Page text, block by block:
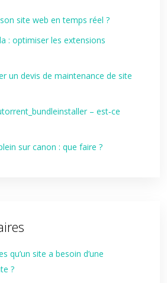
site web en temps réel ?
: optimiser les extensions
un devis de maintenance de site
– est‑ce
sur canon : que faire ?
qu’un site a besoin d’une
?